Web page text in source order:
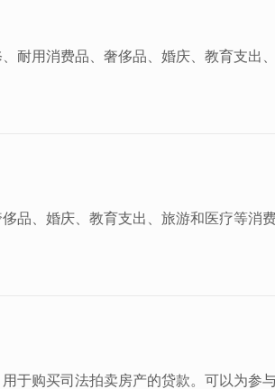
耐用消费品、奢侈品、婚庆、教育支出
品、婚庆、教育支出、旅游和医疗等消费
于购买司法拍卖房产的贷款。可以为参